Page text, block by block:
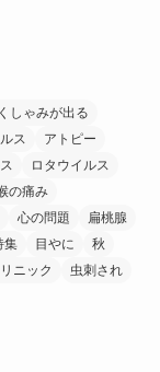
くしゃみが出る
ス
アトピー
ロタウイルス
の痛み
心の問題
扁桃腺
集 目やに
秋
ニック
虫刺され